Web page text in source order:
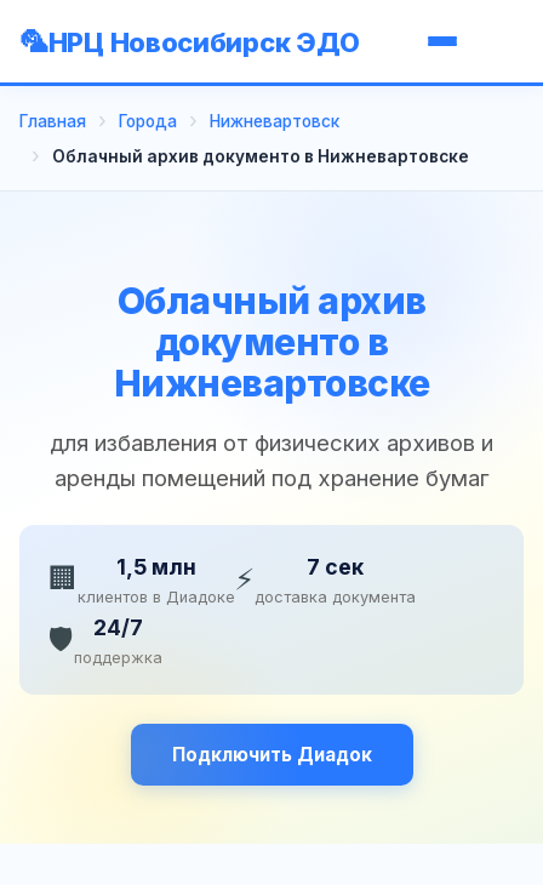
НРЦ Новосибирск ЭДО
Главная Города
Нижневартовск
Облачный архив документо в Нижневартовске
Облачный архив
документо в
Нижневартовске
для избавления от физических архивов и
аренды помещений под хранение бумаг
🏢 1,5 млн
клиентов в Диадоке⚡ 7 сек
доставка документа
🛡️ 24/7
поддержка
Подключить Диадок